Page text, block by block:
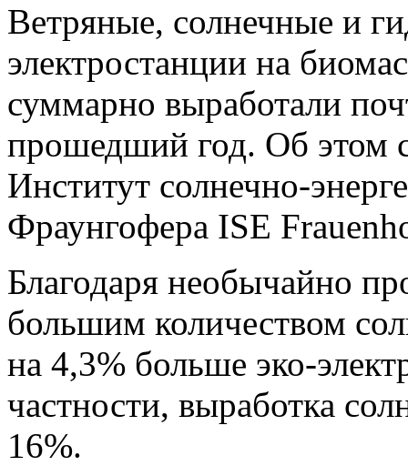
Ветряные, солнечные и
электростанции на
суммарно выработали
прошедший год. Об этом
Институт солнечно-
Фраунгофера ISE
Благодаря необычайно
большим количеством
на 4,3% больше эко-
частности, выработка
16%.